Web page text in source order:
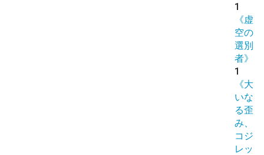
1
《虚
空の
選別
者》
1
《大
いな
る歪
み、
コジ
レッ